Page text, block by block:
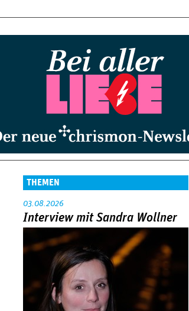
THEMEN
03.08.2026
Interview mit Sandra Wollner